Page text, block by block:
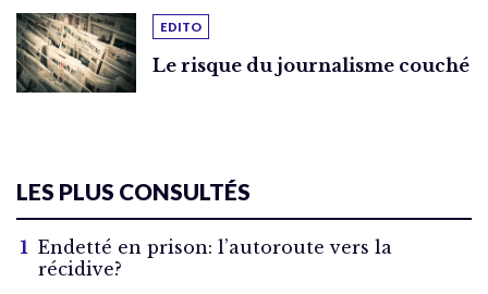
EDITO
Le risque du journalisme couché
LES PLUS CONSULTÉS
Endetté en prison: l’autoroute vers la
récidive?